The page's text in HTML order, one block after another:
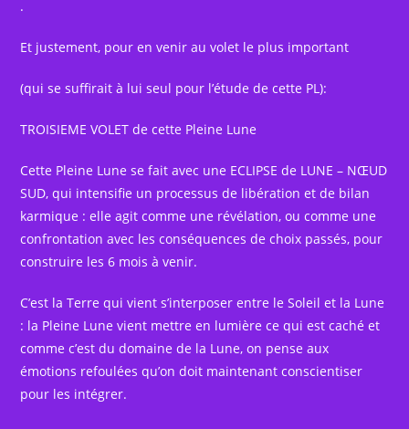
.
Et justement, pour en venir au volet le plus important
(qui se suffirait à lui seul pour l’étude de cette PL):
TROISIEME VOLET de cette Pleine Lune
Cette Pleine Lune se fait avec une ECLIPSE de LUNE – NŒUD
SUD, qui intensifie un processus de libération et de bilan
karmique : elle agit comme une révélation, ou comme une
confrontation avec les conséquences de choix passés, pour
construire les 6 mois à venir.
C’est la Terre qui vient s’interposer entre le Soleil et la Lune
: la Pleine Lune vient mettre en lumière ce qui est caché et
comme c’est du domaine de la Lune, on pense aux
émotions refoulées qu’on doit maintenant conscientiser
pour les intégrer.